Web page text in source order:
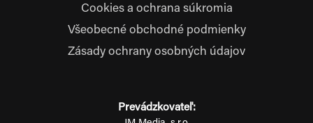
Cookies a ochrana súkromia
Všeobecné obchodné podmienky
Zásady ochrany osobných údajov
Prevádzkovateľ: